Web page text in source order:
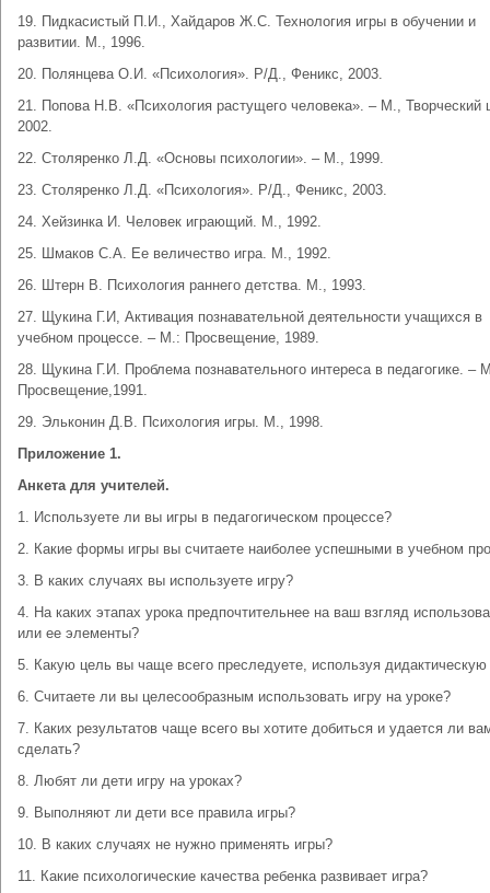
19. Пидкасистый П.И., Хайдаров Ж.С. Технология игры в обучении и
развитии. М., 1996.
20. Полянцева О.И. «Психология». Р/Д., Феникс, 2003.
21. Попова Н.В. «Психология растущего человека». – М., Творческий
2002.
22. Столяренко Л.Д. «Основы психологии». – М., 1999.
23. Столяренко Л.Д. «Психология». Р/Д., Феникс, 2003.
24. Хейзинка И. Человек играющий. М., 1992.
25. Шмаков С.А. Ее величество игра. М., 1992.
26. Штерн В. Психология раннего детства. М., 1993.
27. Щукина Г.И, Активация познавательной деятельности учащихся в
учебном процессе. – М.: Просвещение, 1989.
28. Щукина Г.И. Проблема познавательного интереса в педагогике. –
Просвещение,1991.
29. Эльконин Д.В. Психология игры. М., 1998.
Приложение 1.
Анкета для учителей.
1. Используете ли вы игры в педагогическом процессе?
2. Какие формы игры вы считаете наиболее успешными в учебном
3. В каких случаях вы используете игру?
4. На каких этапах урока предпочтительнее на ваш взгляд
или ее элементы?
5. Какую цель вы чаще всего преследуете, используя дидактическую
6. Считаете ли вы целесообразным использовать игру на уроке?
7. Каких результатов чаще всего вы хотите добиться и удается ли
сделать?
8. Любят ли дети игру на уроках?
9. Выполняют ли дети все правила игры?
10. В каких случаях не нужно применять игры?
11. Какие психологические качества ребенка развивает игра?